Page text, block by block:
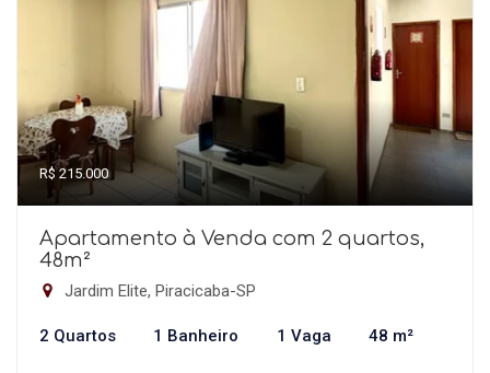
R$ 215.000
Apartamento à Venda com 2 quartos,
48m²
Jardim Elite, Piracicaba-SP
2 Quartos 1 Banheiro 1 Vaga 48 m²